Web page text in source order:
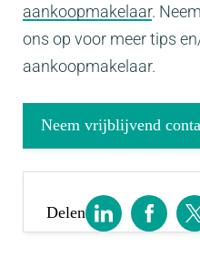
aankoopmakelaar.
ons op voor meer tips
aankoopmakelaar.
Neem vrijblijvend
Delen